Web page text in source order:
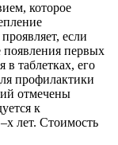
которое
если
появления первых
в таблетках, его
профилактики
отмечены
к
лет. Стоимость